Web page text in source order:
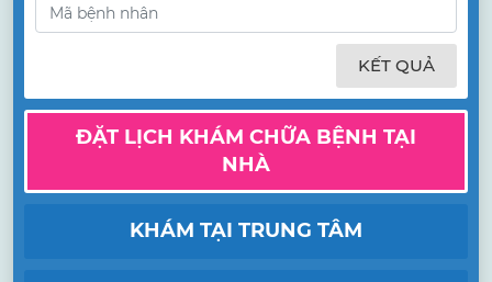
KẾT QUẢ
ĐẶT LỊCH KHÁM CHỮA BỆNH TẠI
NHÀ
KHÁM TẠI TRUNG TÂM